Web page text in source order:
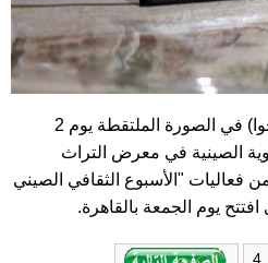
القاهرة 3 ديسمبر 2016 (شينخوا) في الصورة الملتقطة يوم 2
اليدوية الصينية في معرض التراث
فعاليات "الأسبوع الثقافي الصيني
يوم الجمعة بالقاهرة.
4